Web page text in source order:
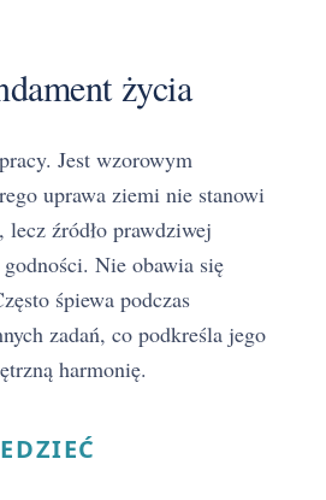
życia
Jest wzorowym
uprawa ziemi nie stanowi
źródło prawdziwej
Nie obawia się
śpiewa podczas
zadań, co podkreśla jego
harmonię.